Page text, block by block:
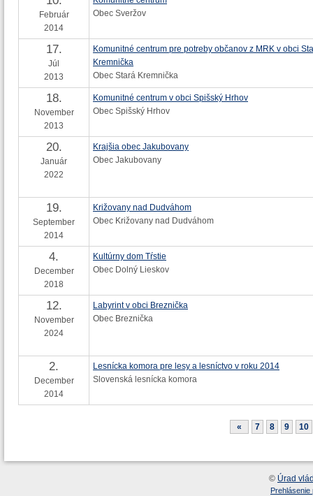
Február
2014
Obec Sveržov
17.
Júl
2013
Komunitné centrum pre potreby občanov z MRK v obci
Kremnička
Obec Stará Kremnička
18.
November
2013
Komunitné centrum v obci Spišský Hrhov
Obec Spišský Hrhov
20.
Január
2022
Krajšia obec Jakubovany
Obec Jakubovany
19.
September
2014
Križovany nad Dudváhom
Obec Križovany nad Dudváhom
4.
December
2018
Kultúrny dom Tŕstie
Obec Dolný Lieskov
12.
November
2024
Labyrint v obci Breznička
Obec Breznička
2.
December
2014
Lesnícka komora pre lesy a lesníctvo v roku 2014
Slovenská lesnícka komora
« 7 8 9 10
© Úrad